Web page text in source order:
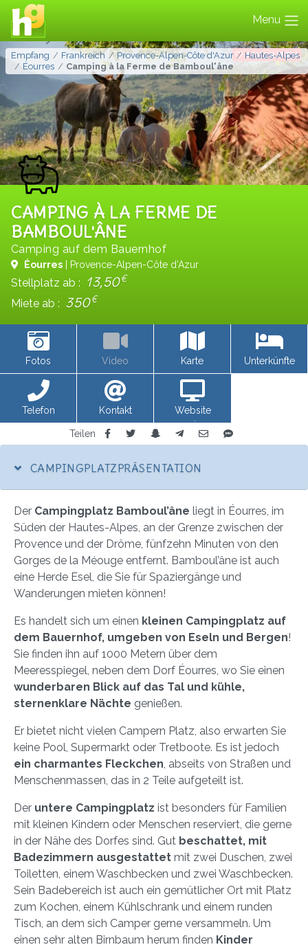
Menu
FAVORITEN
Empfang Frankreich Provence-Alpen-Côte d'Azur
Hautes-Alpes
Éourres
Camping à la Ferme de Bamboul'âne
CAMPING À LA FERME DE
BAMBOUL'ÂNE
Camping auf dem Bauernhof
Éourres | Provence-Alpen-Côte d'Azur
Stellplatz ab : 13,50€
Miete ab : 350€
Fotos Video Karte Unterkünfte
Telefon Kontakt
Website
anzeigen
Teilen
CAMPINGPLATZPRÄSENTATION
Der Campingplatz Bamboul’âne liegt in Éourres, im
Süden der Hautes-Alpes, an der Grenze zwischen der
Provence und der Drôme, fünfzehn Minuten von den
Gorges de la Méouge entfernt. Bamboul’âne ist auch
eine Herde Esel, die Sie für Spaziergänge und
Wanderungen mieten können!
Es handelt sich um einen kleinen Campingplatz auf
dem Bauernhof, umgeben von Eseln und Bergen!
Sie finden ihn auf 1000 Metern über dem
Meeresspiegel, neben dem Dorf Éourres, wo Sie einen
wunderbaren Blick auf das Tal und kühle,
sternenklare Nächte genießen.
Er bietet nicht vielen Campern Platz, also erwarten Sie
keine Pool, Supermarkt oder Tretboote. Es ist jedoch
ein charmantes Fleckchen , abseits von Straßen und
Menschenmassen, das in 2 Teile aufgeteilt ist.
Der untere Campingplatz ist besonders für Familien
mit kleinen Kindern oder Menschen reserviert, die gerne
in der Nähe des Dorfes sind. Gut beschattet, mit
Badezimmern ausgestattet mit zwei Duschen, zwei
Toiletten, einem Waschbecken und zwei Waschbecken.
Sein Badebereich ist auch ein gemütlicher Ort mit Platz
zum Kochen, einem Kühlschrank und einem runden
Tisch, an dem sich Camper gerne versammeln. Um
einen sehr alten Birnbaum herum finden Kinder